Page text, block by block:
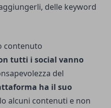
delle keyword
contenuto
tutti i social vanno
del
ha il suo
alcuni contenuti e non